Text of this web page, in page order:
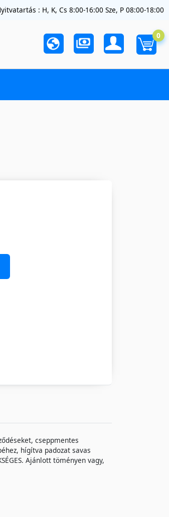
: H, K, Cs 8:00-16:00 Sze, P 08:00-18:00
0
cseppmentes
hígítva padozat savas
Ajánlott töményen vagy,